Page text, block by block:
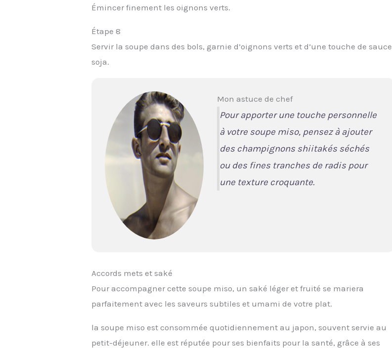
Émincer finement les oignons verts.
Étape 8
Servir la soupe dans des bols, garnie d’oignons verts et d’une touche de sauce
soja.
Mon astuce de chef
Pour apporter une touche personnelle
à votre soupe miso, pensez à ajouter
des champignons shiitakés séchés
ou des fines tranches de radis pour
une texture croquante.
Accords mets et saké
Pour accompagner cette soupe miso, un saké léger et fruité se mariera
parfaitement avec les saveurs subtiles et umami de votre plat.
la soupe miso est consommée quotidiennement au japon, souvent servie au
petit-déjeuner. elle est réputée pour ses bienfaits pour la santé, grâce à ses